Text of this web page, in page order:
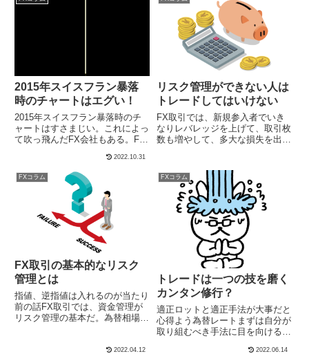
2015年スイスフラン暴落
時のチャートはエグい！
2015年スイスフラン暴落時のチ
ャートはすさまじい。これによっ
て吹っ飛んだFX会社もある。FX
なものだ。特にここ十数年来の為
替相場は、上昇下落の一方通行的
な相場でトレードに真面目に取り
組んでいる人は、多大な利益を獲
得した。しかし、戒めはひつよう
だ。それがこのチャートである。
2022.10.31
リスク管理ができない人は
トレードしてはいけない
FX取引では、新規参入者でいき
なりレバレッジを上げて、取引枚
数も増やして、多大な損失を出す
数も抑えることで、勝ち続けてい
るトレーダーが数多くいる。
FXコラム
FX取引の基本的なリスク
管理とは
指値、逆指値は入れるのが当たり
前の話FX取引では、資金管理が
リスク管理の基本だ。為替相場は
200-300ピップスの小さな波と
2022.04.12
FXコラム
トレードは一つの技を磨く
カンタン修行？
適正ロットと適正手法が大事だと
心得よう為替レートまずは自分が
取り組むべき手法に目を向けるこ
2022.06.14